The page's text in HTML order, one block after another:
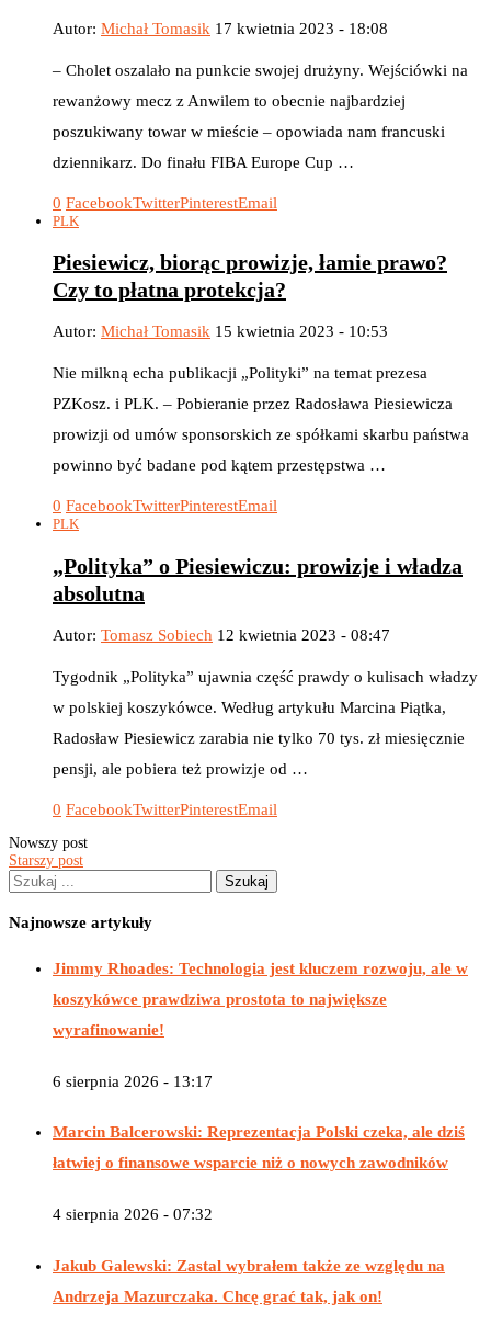
Autor: Michał Tomasik 17 kwietnia 2023 - 18:08
– Cholet oszalało na punkcie swojej drużyny. Wejściówki na
rewanżowy mecz z Anwilem to obecnie najbardziej
poszukiwany towar w mieście – opowiada nam francuski
dziennikarz. Do finału FIBA Europe Cup …
0 FacebookTwitterPinterestEmail
PLK
Piesiewicz, biorąc prowizje, łamie prawo?
Czy to płatna protekcja?
Autor: Michał Tomasik 15 kwietnia 2023 - 10:53
Nie milkną echa publikacji „Polityki” na temat prezesa
PZKosz. i PLK. – Pobieranie przez Radosława Piesiewicza
prowizji od umów sponsorskich ze spółkami skarbu państwa
powinno być badane pod kątem przestępstwa …
0 FacebookTwitterPinterestEmail
PLK
„Polityka” o Piesiewiczu: prowizje i władza
absolutna
Autor: Tomasz Sobiech 12 kwietnia 2023 - 08:47
Tygodnik „Polityka” ujawnia część prawdy o kulisach władzy
w polskiej koszykówce. Według artykułu Marcina Piątka,
Radosław Piesiewicz zarabia nie tylko 70 tys. zł miesięcznie
pensji, ale pobiera też prowizje od …
0 FacebookTwitterPinterestEmail
Nowszy post
Starszy post
Najnowsze artykuły
Jimmy Rhoades: Technologia jest kluczem rozwoju, ale w
koszykówce prawdziwa prostota to największe
wyrafinowanie!
6 sierpnia 2026 - 13:17
Marcin Balcerowski: Reprezentacja Polski czeka, ale dziś
łatwiej o finansowe wsparcie niż o nowych zawodników
4 sierpnia 2026 - 07:32
Jakub Galewski: Zastal wybrałem także ze względu na
Andrzeja Mazurczaka. Chcę grać tak, jak on!